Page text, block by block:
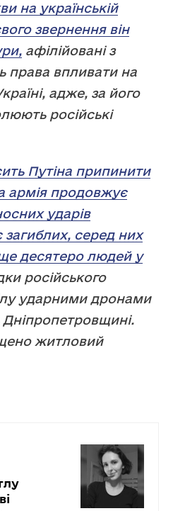
на українській
звернення він
афілійовані з
впливати на
адже, за його
російські
Путіна припинити
армія продовжує
ударів
загиблих, серед них
ще десятеро людей у
російського
ударними дронами
житловий